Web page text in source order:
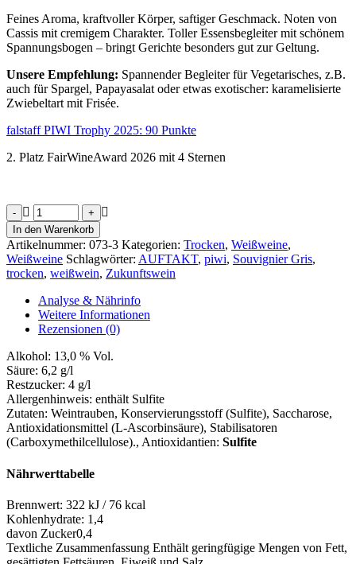
Feines Aroma, kraftvoller Körper, saftiger Geschmack. Noten von
Cassis mit cremigem Charakter. Toller Essensbegleiter mit schönem
Spannungsbogen – bringt Gerichte besonders gut zur Geltung.
Unsere Empfehlung: Spannender Begleiter für Vegetarisches, z.B.
auch für Spargel, Papayasalat oder etwas exotischer: karamelisierte
Zwiebeltart mit Frisée.
falstaff PIWI Trophy 2025: 90 Punkte
2. Platz FairWineAward 2026 mit 4 Sternen
Souvignier
Gris
-
AUFTAKT-
Linie
Menge
In den Warenkorb
Artikelnummer: 073-3 Kategorien: Trocken, Weißweine,
Weißweine Schlagwörter: AUFTAKT, piwi, Souvignier Gris,
trocken, weißwein, Zukunftswein
Analyse & Nährinfo
Weitere Informationen
Rezensionen (0)
Alkohol: 13,0 % Vol.
Säure: 6,2 g/l
Restzucker: 4 g/l
Allergenhinweis: enthält Sulfite
Zutaten: Weintrauben, Konservierungsstoff (Sulfite), Saccharose,
Antioxidationsmittel (L-Ascorbinsäure), Stabilisatoren
(Carboxymethilcellulose)., Antioxidantien: Sulfite
Nährwerttabelle
Brennwert: 322 kJ / 76 kcal
Kohlenhydrate: 1,4
davon Zucker0,4
Textliche Zusammenfassung Enthält geringfügige Mengen von Fett,